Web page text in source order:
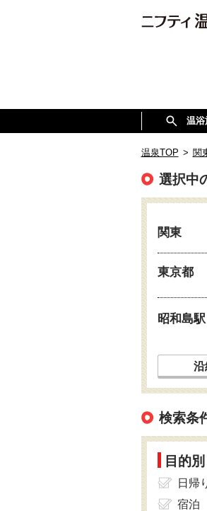
温浴
温泉TOP > 関
選択中
関東
東京都
昭和島駅
沿
検索条
目的別
日帰
宿泊